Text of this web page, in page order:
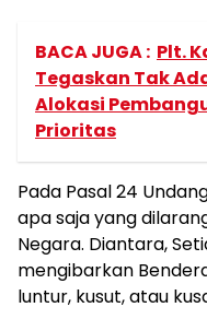
BACA JUGA : Plt.
Tegaskan Tak
Alokasi
Prioritas
Pada Pasal 24
apa saja yang
Negara. Diantara,
mengibarkan
luntur, kusut, atau